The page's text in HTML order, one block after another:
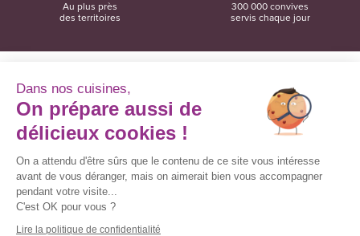
Au plus près
des territoires
300 000 convives
servis chaque jour
Convivio
12 rue du Domaine
Convivio sur les réseaux sociaux
Dans nos cuisines,
On prépare aussi de
délicieux cookies !
On a attendu d'être sûrs que le contenu de ce site vous intéresse
avant de vous déranger, mais on aimerait bien vous accompagner
pendant votre visite...
C'est OK pour vous ?
Lire la politique de confidentialité